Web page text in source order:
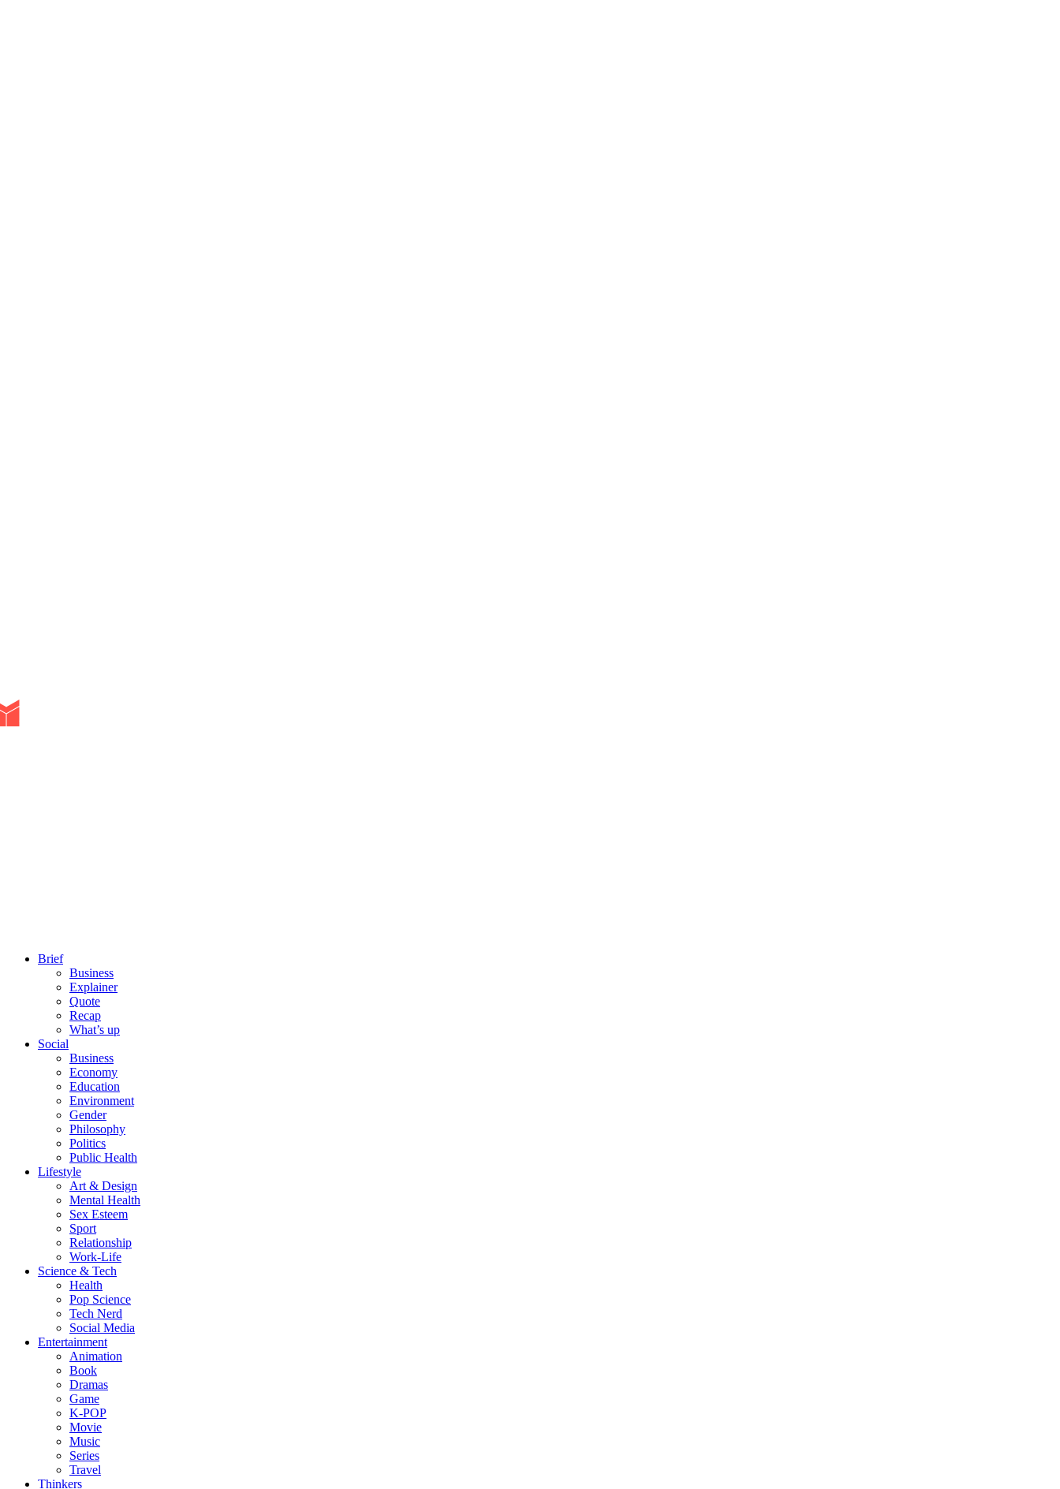
Brief
Business
Explainer
Quote
Recap
What’s up
Social
Business
Economy
Education
Environment
Gender
Philosophy
Politics
Public Health
Lifestyle
Art & Design
Mental Health
Sex Esteem
Sport
Relationship
Work-Life
Science & Tech
Health
Pop Science
Tech Nerd
Social Media
Entertainment
Animation
Book
Dramas
Game
K-POP
Movie
Music
Series
Travel
Thinkers